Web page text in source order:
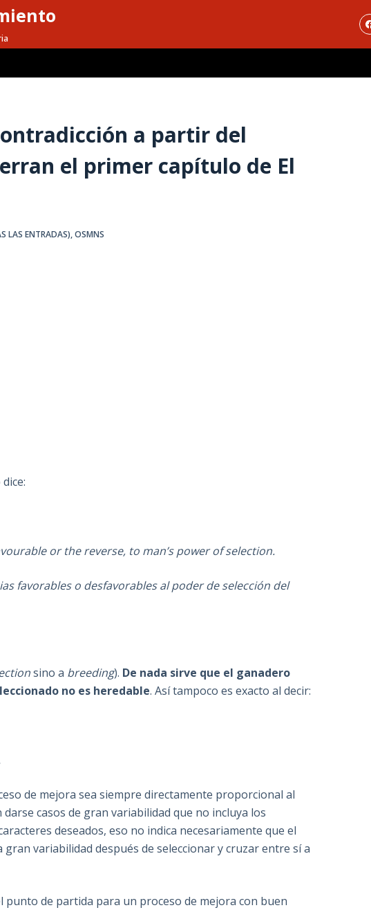
a partir del
el primer capítulo de El
LAS ENTRADAS),OSMNS
or the reverse, to man’s power of selection.
favorables o desfavorables al poder de selección del
sino a breeding). De nada sirve que el ganadero
no es heredable. Así tampoco es exacto al decir:
de mejora sea siempre directamente proporcional al
casos de gran variabilidad que no incluya los
deseados, eso no indica necesariamente que el
variabilidad después de seleccionar y cruzar entre sí a
de partida para un proceso de mejora con buen